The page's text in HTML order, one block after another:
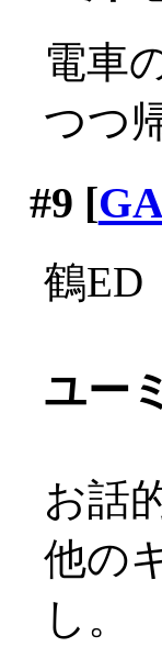
電車
つつ
#9 [
鶴ED
ユー
お話
他の
し。